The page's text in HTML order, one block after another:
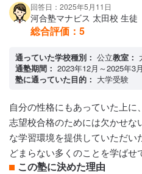
回答日：2025年5月11日
河合塾マナビス 太田校 生徒
総合評価： 5
通っていた学校種別： 公立教室：
通塾期間： 2023年12月～2025年3月
塾に通っていた目的： 大学受験
自分の性格にもあっていた上に
志望校合格のためには欠かせな
な学習環境を提供していただい
どまらない多くのことを学ばせ
この塾に決めた理由